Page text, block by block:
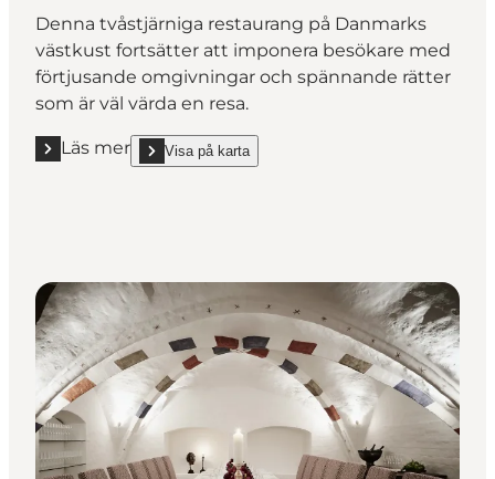
Denna tvåstjärniga restaurang på Danmarks
västkust fortsätter att imponera besökare med
förtjusande omgivningar och spännande rätter
som är väl värda en resa.
Läs mer
Läs mer "Henne Kirkeby Kro **"
Visa på karta
show Henne Kirkeby Kro ** on_map